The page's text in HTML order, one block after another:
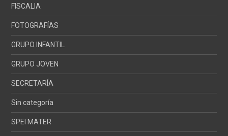
FISCALIA
FOTOGRAFÍAS
GRUPO INFANTIL
GRUPO JOVEN
SECRETARÍA
Sin categoría
SPEI MATER